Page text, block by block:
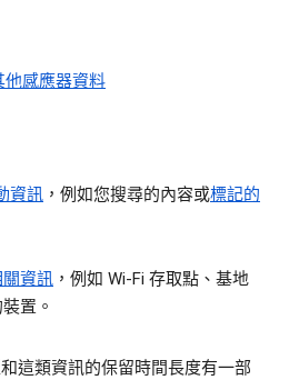
他感應器資料
資訊 ，例如您搜尋的內容或標記的
資訊 ，例如 Wi-Fi 存取點、基地
置。
這類資訊的保留時間長度有一部